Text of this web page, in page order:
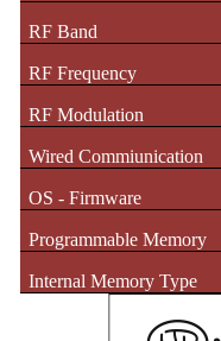
RF Band
RF Frequency
RF Modulation
Wired Commiunication
OS - Firmware
Programmable Memory
Internal Memory Type